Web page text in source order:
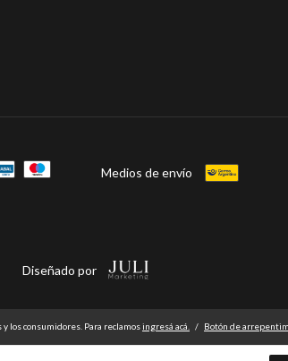
Medios de envío
Diseñado por
y los consumidores. Para reclamosingresá acá. / Botón de